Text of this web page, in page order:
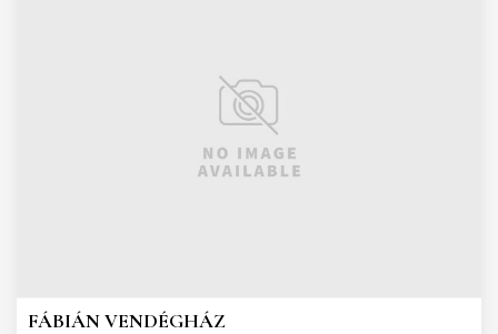
FÁBIÁN VENDÉGHÁZ